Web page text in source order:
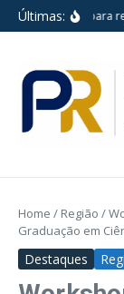
Ir para o conteúdo
Últimas:Prazo para
Home / Região /
Graduação em
Destaques